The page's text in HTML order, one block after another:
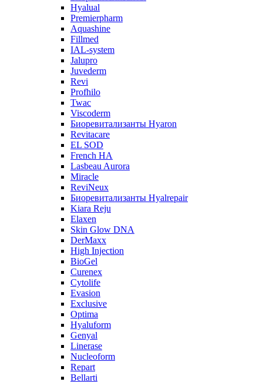
Hyalual
Premierpharm
Aquashine
Fillmed
IAL-system
Jalupro
Juvederm
Revi
Profhilo
Twac
Viscoderm
Биоревитализанты Hyaron
Revitacare
EL SOD
French HA
Lasbeau Aurora
Miracle
ReviNeux
Биоревитализанты Hyalrepair
Kiara Reju
Elaxen
Skin Glow DNA
DerMaxx
High Injection
BioGel
Curenex
Cytolife
Evasion
Exclusive
Optima
Hyaluform
Genyal
Linerase
Nucleoform
Repart
Bellarti